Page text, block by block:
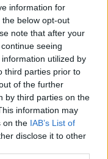
information for
below opt-out
note that after your
seeing
utilized by
third parties prior to
of the further
by third parties on the
information may
on the IAB’s List of
disclose it to other
senso
a cosa
quel giorno,
cose
piacere.
gli
l’accento